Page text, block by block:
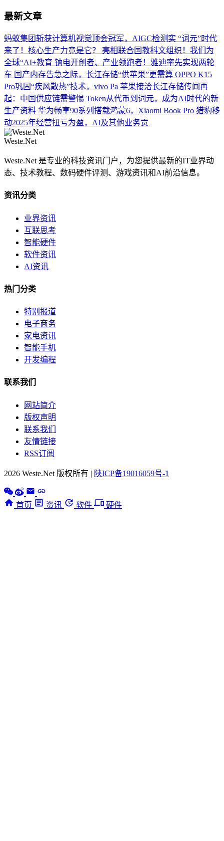
最新文章
蚂蚁集团斩获计算机视觉顶会冠军，AIGC检测实 “词元”时代
来了！核心生产力竟是它？
亮相联合国教科文组织！我们为
全球“AI+教育 钠电开创者、产业领跑者！雅迪率先实现两轮
车 国产内存告急之际，长江存储“供苹果”更需算 OPPO K15
Pro巩固“疾风散热”技术，vivo Pa 苹果接洽长江存储传闻再
起：中国供应链需警惕 Token从代币到词元，成为AI时代的新
生产资料 华为畅享90系列搭载鸿蒙6，Xiaomi Book Pro 猎豹移
动2025年经营扭亏为盈，AI及其他业务贡
Weste.Net
Weste.Net 是专业的科技资讯门户，为您提供最新的IT业界动
态、技术教程、数码硬件评测、游戏资讯和AI前沿信息。
资讯分类
业界资讯
互联思考
智能硬件
软件资讯
AI资讯
热门分类
特别报道
电子商务
家电资讯
智能手机
开发编程
联系我们
网站简介
版权声明
联系我们
友情链接
RSS订阅
2026 Weste.Net 版权所有 | 陕ICP备19016059号-1
首页 资讯 软件 硬件